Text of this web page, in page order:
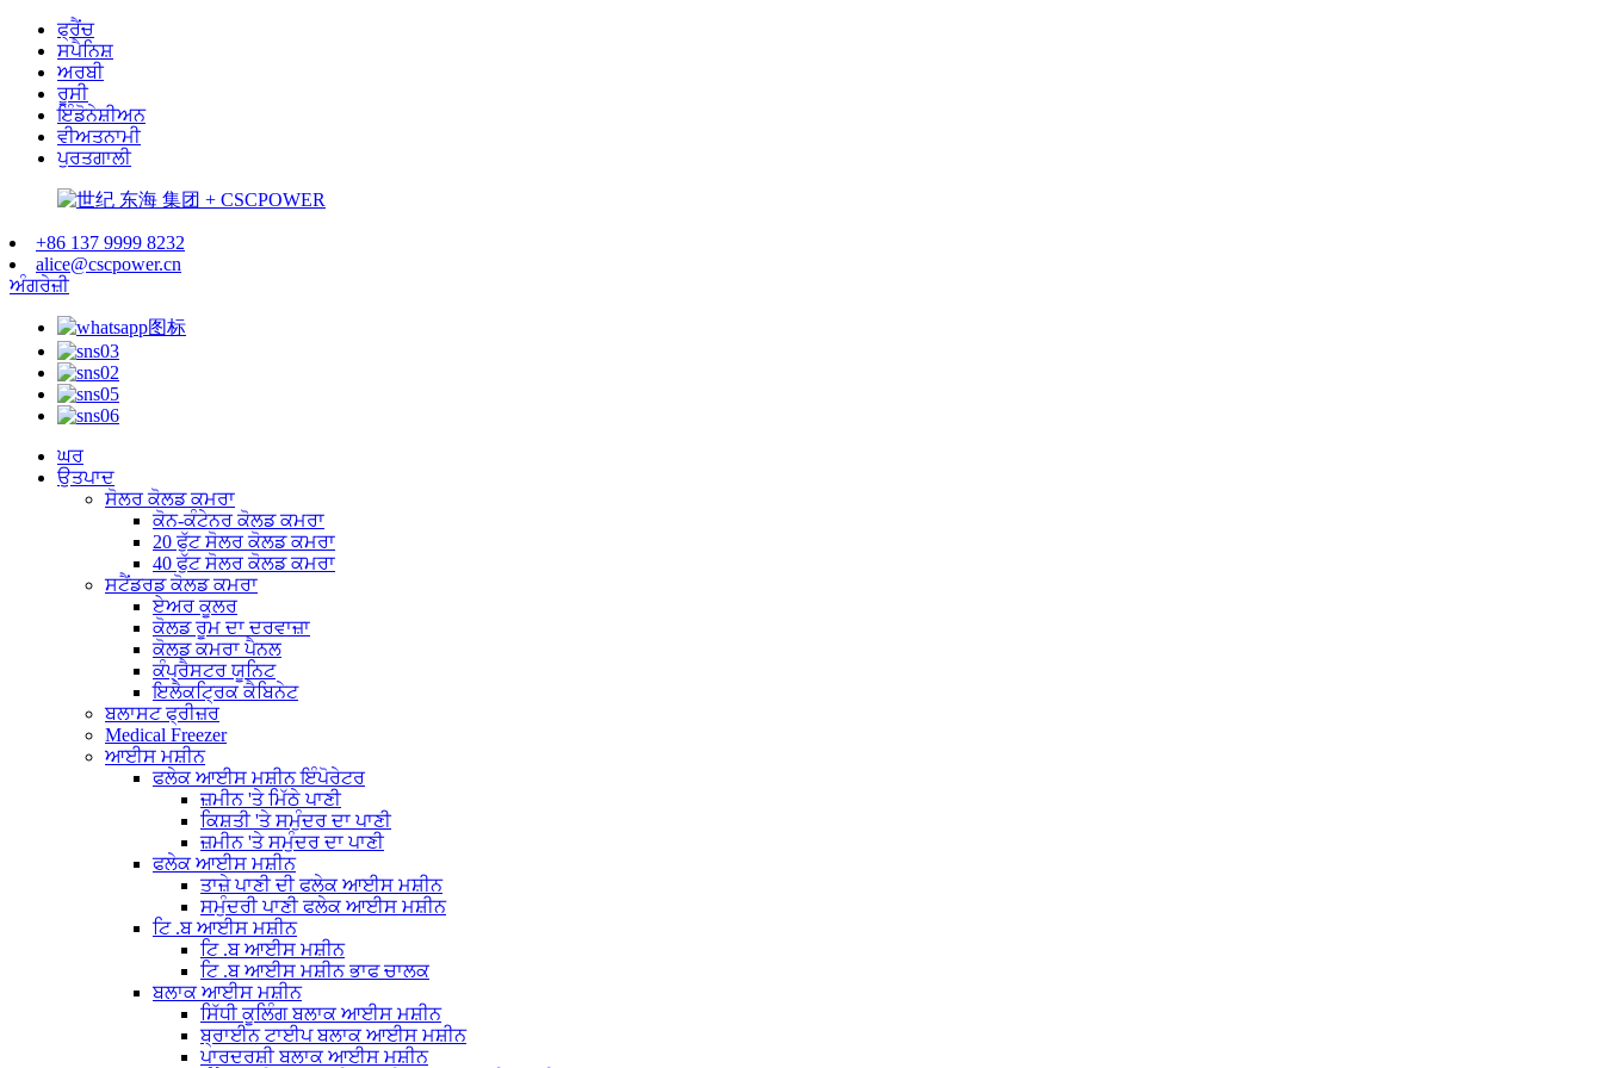
ਫ੍ਰੈਂਚ
ਸਪੈਨਿਸ਼
ਅਰਬੀ
ਰੂਸੀ
ਇੰਡੋਨੇਸ਼ੀਅਨ
ਵੀਅਤਨਾਮੀ
ਪੁਰਤਗਾਲੀ
+86 137 9999 8232
alice@cscpower.cn
ਅੰਗਰੇਜ਼ੀ
ਘਰ
ਉਤਪਾਦ
ਸੋਲਰ ਕੋਲਡ ਕਮਰਾ
ਕੋਨ-ਕੰਟੇਨਰ ਕੋਲਡ ਕਮਰਾ
20 ਫੁੱਟ ਸੋਲਰ ਕੋਲਡ ਕਮਰਾ
40 ਫੁੱਟ ਸੋਲਰ ਕੋਲਡ ਕਮਰਾ
ਸਟੈਂਡਰਡ ਕੋਲਡ ਕਮਰਾ
ਏਅਰ ਕੂਲਰ
ਕੋਲਡ ਰੂਮ ਦਾ ਦਰਵਾਜ਼ਾ
ਕੋਲਡ ਕਮਰਾ ਪੈਨਲ
ਕੰਪ੍ਰੈਸਟਰ ਯੂਨਿਟ
ਇਲੈਕਟ੍ਰਿਕ ਕੈਬਿਨੇਟ
ਬਲਾਸਟ ਫ੍ਰੀਜ਼ਰ
Medical Freezer
ਆਈਸ ਮਸ਼ੀਨ
ਫਲੇਕ ਆਈਸ ਮਸ਼ੀਨ ਇੰਪੋਰੇਟਰ
ਜ਼ਮੀਨ 'ਤੇ ਮਿੱਠੇ ਪਾਣੀ
ਕਿਸ਼ਤੀ 'ਤੇ ਸਮੁੰਦਰ ਦਾ ਪਾਣੀ
ਜ਼ਮੀਨ 'ਤੇ ਸਮੁੰਦਰ ਦਾ ਪਾਣੀ
ਫਲੇਕ ਆਈਸ ਮਸ਼ੀਨ
ਤਾਜ਼ੇ ਪਾਣੀ ਦੀ ਫਲੇਕ ਆਈਸ ਮਸ਼ੀਨ
ਸਮੁੰਦਰੀ ਪਾਣੀ ਫਲੇਕ ਆਈਸ ਮਸ਼ੀਨ
ਟਿ .ਬ ਆਈਸ ਮਸ਼ੀਨ
ਟਿ .ਬ ਆਈਸ ਮਸ਼ੀਨ
ਟਿ .ਬ ਆਈਸ ਮਸ਼ੀਨ ਭਾਫ ਚਾਲਕ
ਬਲਾਕ ਆਈਸ ਮਸ਼ੀਨ
ਸਿੱਧੀ ਕੂਲਿੰਗ ਬਲਾਕ ਆਈਸ ਮਸ਼ੀਨ
ਬ੍ਰਾਈਨ ਟਾਈਪ ਬਲਾਕ ਆਈਸ ਮਸ਼ੀਨ
ਪਾਰਦਰਸ਼ੀ ਬਲਾਕ ਆਈਸ ਮਸ਼ੀਨ